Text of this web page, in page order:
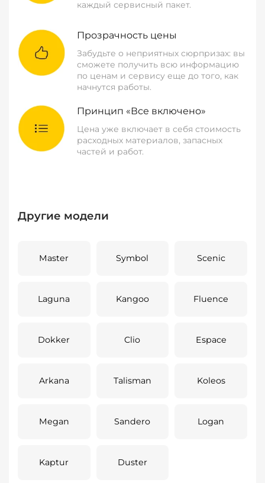
каждый сервисный пакет.
Прозрачность цены
Забудьте о неприятных сюрпризах: вы
сможете получить всю информацию
по ценам и сервису еще до того, как
начнутся работы.
Принцип «Все включено»
Цена уже включает в себя стоимость
расходных материалов, запасных
частей и работ.
Другие модели
Master Symbol Scenic
Laguna Kangoo Fluence
Dokker Clio Espace
Arkana Talisman Koleos
Megan Sandero Logan
Kaptur Duster